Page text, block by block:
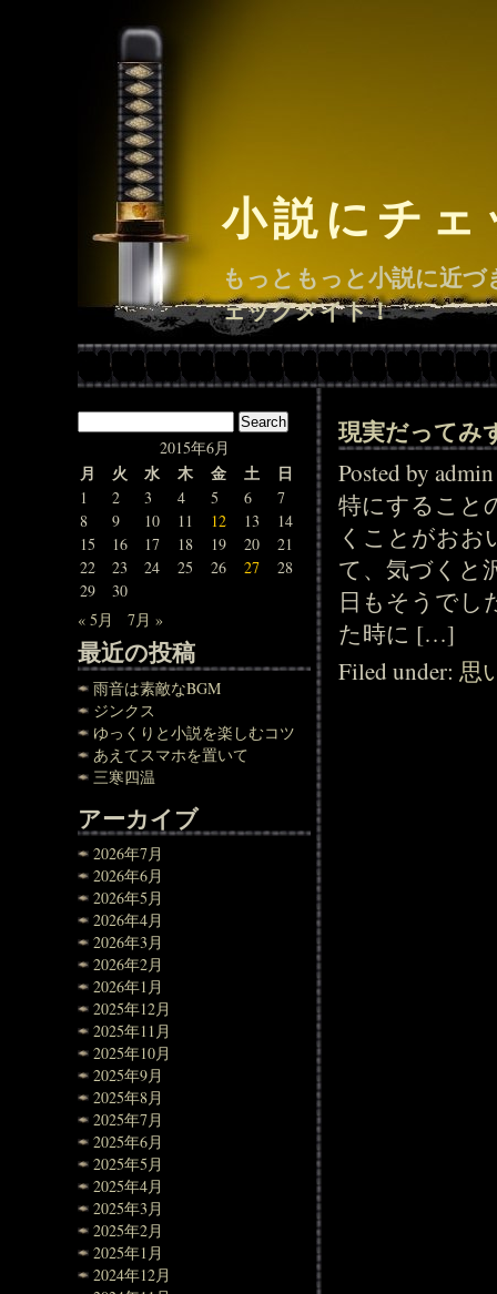
小説にチ
もっともっと小説に近
ェックメイト！
2015年6月
月 火 水 木 金 土 日
1 2 3 4 5 6
7
8
9 10 11 12 13
14
15
16 17 18 19 20
21
22
23 24 25 26 27
28
29
30
« 5月
7月 »
最近の投稿
雨音は素敵なBGM
ジンクス
ゆっくりと小説を楽しむコツ
あえてスマホを置いて
三寒四温
アーカイブ
2026年7月
2026年6月
2026年5月
2026年4月
2026年3月
2026年2月
2026年1月
2025年12月
2025年11月
2025年10月
2025年9月
2025年8月
2025年7月
2025年6月
2025年5月
2025年4月
2025年3月
2025年2月
2025年1月
2024年12月
現実だってみ
Posted by
特にすること
くことがおお
て、気づくと
日もそうでし
た時に […]
Filed under:思